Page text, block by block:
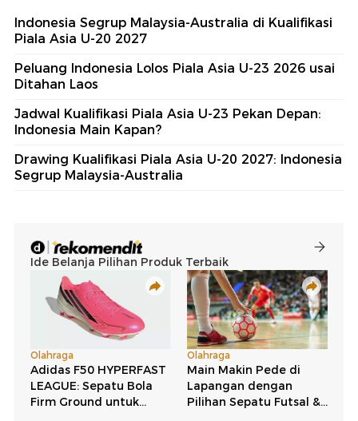
Indonesia Segrup Malaysia-Australia di Kualifikasi
Piala Asia U-20 2027
Peluang Indonesia Lolos Piala Asia U-23 2026 usai
Ditahan Laos
Jadwal Kualifikasi Piala Asia U-23 Pekan Depan:
Indonesia Main Kapan?
Drawing Kualifikasi Piala Asia U-20 2027: Indonesia
Segrup Malaysia-Australia